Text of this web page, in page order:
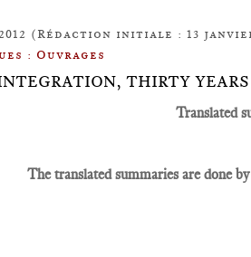
(Rédaction initiale : 13
: Ouvrages
THIRTY
Translated
The translated summaries are done